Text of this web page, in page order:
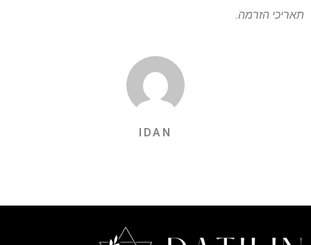
תאריכי הזרמה.
IDAN